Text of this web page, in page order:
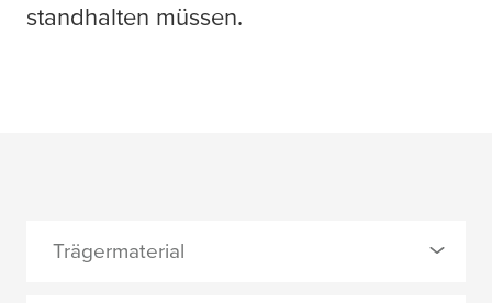
standhalten müssen.
Trägermaterial